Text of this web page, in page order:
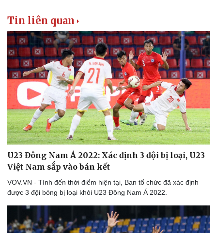
Tin liên quan
U23 Đông Nam Á 2022: Xác định 3 đội bị loại, U23
Việt Nam sắp vào bán kết
VOV.VN - Tính đến thời điểm hiện tại, Ban tổ chức đã xác định
được 3 đội bóng bị loại khỏi U23 Đông Nam Á 2022.